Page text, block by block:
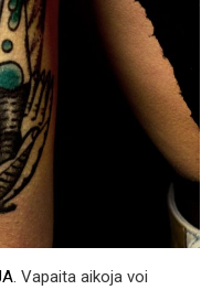
. Vapaita aikoja voi